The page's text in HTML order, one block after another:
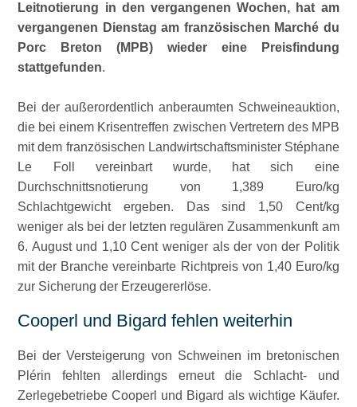
Leitnotierung in den vergangenen Wochen, hat am
vergangenen Dienstag am französischen Marché du
Porc Breton (MPB) wieder eine Preisfindung
stattgefunden.
Bei der außerordentlich anberaumten Schweineauktion,
die bei einem Krisentreffen zwischen Vertretern des MPB
mit dem französischen Landwirtschaftsminister Stéphane
Le Foll vereinbart wurde, hat sich eine
Durchschnittsnotierung von 1,389 Euro/kg
Schlachtgewicht ergeben. Das sind 1,50 Cent/kg
weniger als bei der letzten regulären Zusammenkunft am
6. August und 1,10 Cent weniger als der von der Politik
mit der Branche vereinbarte Richtpreis von 1,40 Euro/kg
zur Sicherung der Erzeugererlöse.
Cooperl und Bigard fehlen weiterhin
Bei der Versteigerung von Schweinen im bretonischen
Plérin fehlten allerdings erneut die Schlacht- und
Zerlegebetriebe Cooperl und Bigard als wichtige Käufer.